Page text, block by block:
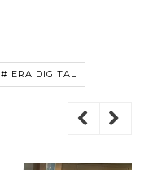
# ERA DIGITAL